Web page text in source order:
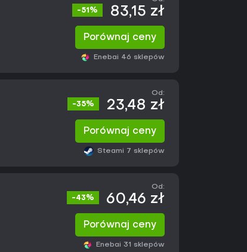
-51% 83,15 zł
Porównaj ceny
Enebai 46 sklepów
-35%
Od:
23,48 zł
Porównaj ceny
Steami 7 sklepów
-43%
Od:
60,46 zł
Porównaj ceny
Enebai 31 sklepów